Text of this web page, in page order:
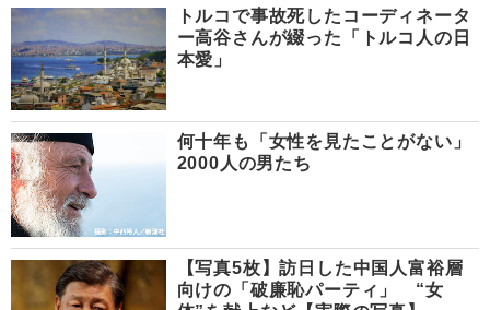
トルコで事故死したコーディネータ
ー高谷さんが綴った「トルコ人の日
本愛」
何十年も「女性を見たことがない」
2000人の男たち
【写真5枚】訪日した中国人富裕層
向けの「破廉恥パーティ」 “女